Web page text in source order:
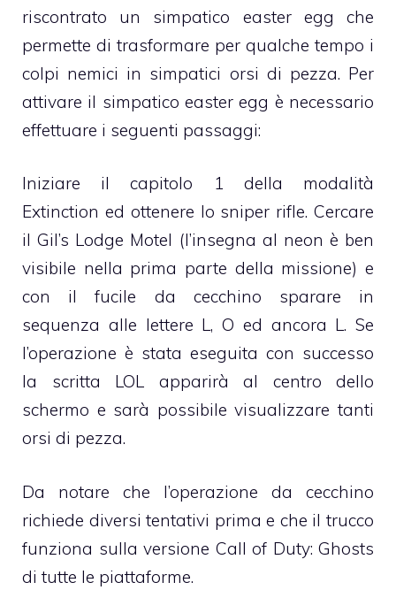
riscontrato un simpatico easter egg che
permette di trasformare per qualche tempo i
colpi nemici in simpatici orsi di pezza. Per
attivare il simpatico easter egg è necessario
effettuare i seguenti passaggi:
Iniziare il capitolo 1 della modalità
Extinction ed ottenere lo sniper rifle. Cercare
il Gil’s Lodge Motel (l’insegna al neon è ben
visibile nella prima parte della missione) e
con il fucile da cecchino sparare in
sequenza alle lettere L, O ed ancora L. Se
l’operazione è stata eseguita con successo
la scritta LOL apparirà al centro dello
schermo e sarà possibile visualizzare tanti
orsi di pezza.
Da notare che l’operazione da cecchino
richiede diversi tentativi prima e che il trucco
funziona sulla versione Call of Duty: Ghosts
di tutte le piattaforme.